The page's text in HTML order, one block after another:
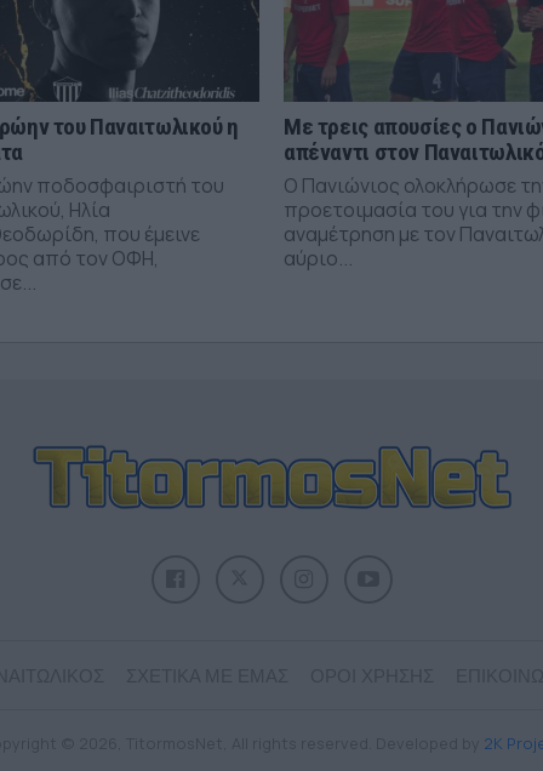
του Παναιτωλικού η
ποδοσφαιριστή του
Ηλία
που έμεινε
από τον ΟΦΗ,
Με τρεις απουσίες ο
απέναντι στον
Ο Πανιώνιος ολοκλήρωσε
προετοιμασία του για την
αναμέτρηση με τον
αύριο...
2K